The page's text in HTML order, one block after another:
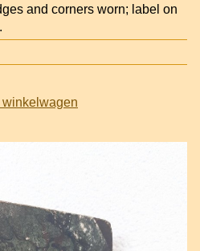
and corners worn; label on